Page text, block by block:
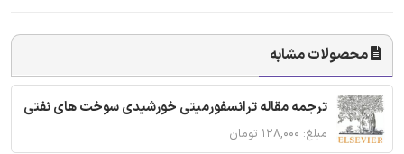
محصولات مشابه
ترجمه مقاله ترانسفورمیتی خورشیدی سوخت های نفتی
مبلغ: ۱۲۸,۰۰۰ تومان